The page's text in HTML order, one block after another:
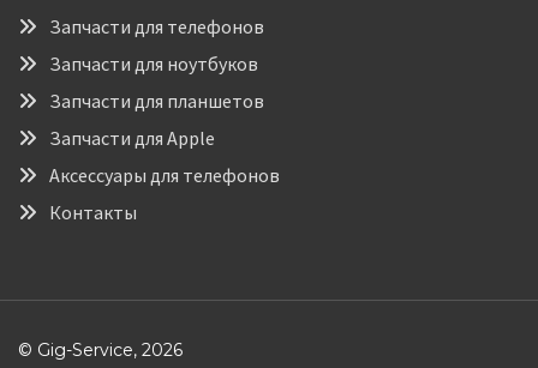
Запчасти для телефонов
Запчасти для ноутбуков
Запчасти для планшетов
Запчасти для Apple
Аксессуары для телефонов
Контакты
© Gig-Service, 2026